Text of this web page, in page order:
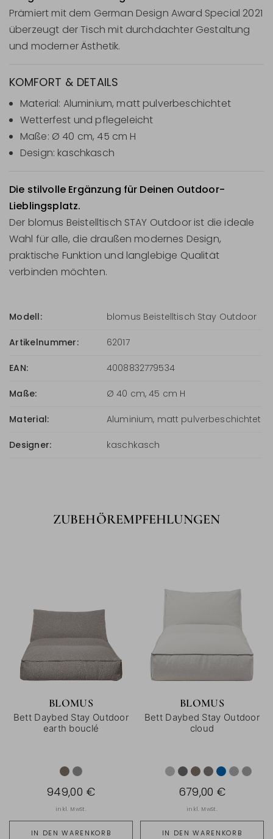
Prämiert mit dem German Design Award Special 2021
überzeugt der Tisch mit durchdachter Gestaltung
und moderner Ästhetik.
KOMFORT & DETAILS
Material: Aluminium, matt pulverbeschichtet
Wetterfest und pflegeleicht
Maße: Ø 40 cm, 45 cm H
Design: kaschkasch
Die stilvolle Ergänzung für Deinen Outdoor-
Lieblingsplatz.
Der blomus Beistelltisch STAY Outdoor ist die ideale
Wahl für alle, die draußen modernes Design,
praktische Funktion und langlebige Qualität
verbinden möchten.
Modell: blomus Beistelltisch Stay Outdoor
Artikelnummer: 62017
EAN: 4008832779534
Maße: Ø 40 cm, 45 cm H
Material: Aluminium, matt pulverbeschichtet
Designer: kaschkasch
ZUBEHÖREMPFEHLUNGEN
BLOMUS
Bett Daybed Stay Outdoor
earth bouclé
IN DEN WARENKORB
949,00 €
inkl. MwSt.
BLOMUS
Bett Daybed Stay Outdoor
cloud
IN DEN WARENKORB
679,00 €
inkl. MwSt.